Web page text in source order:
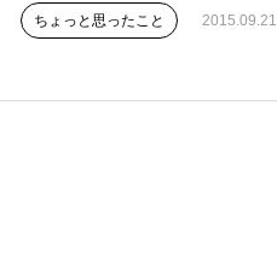
ちょっと思ったこと 2015.09.21